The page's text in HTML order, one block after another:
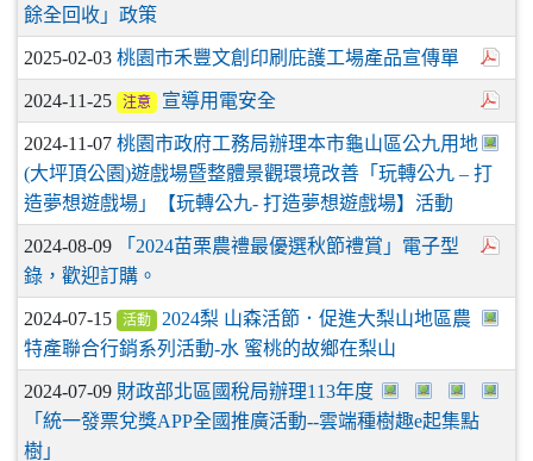
餘全回收」政策
2025-02-03 桃園市禾豐文創印刷庇護工場產品宣傳單
2024-11-25 注意 宣導用電安全
2024-11-07 桃園市政府工務局辦理本市龜山區公九用地
(大坪頂公園)遊戲場暨整體景觀環境改善「玩轉公九 – 打
造夢想遊戲場」【玩轉公九- 打造夢想遊戲場】活動
2024-08-09
「2024苗栗農禮最優選秋節禮賞」電子型
錄，歡迎訂購。
2024-07-15 活動
2024梨 山森活節．促進大梨山地區農
特產聯合行銷系列活動-水 蜜桃的故鄉在梨山
2024-07-09 財政部北區國稅局辦理113年度
「統一發票兌獎APP全國推廣活動--雲端種樹趣e起集點
樹」